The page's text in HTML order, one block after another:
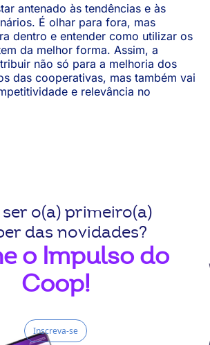
antenado às tendências e às
É olhar para fora, mas
dentro e entender como utilizar os
da melhor forma. Assim, a
não só para a melhoria dos
das cooperativas, mas também vai
e relevância no
o(a) primeiro(a)
das novidades?
o Impulso do
Coop!
Inscreva-se